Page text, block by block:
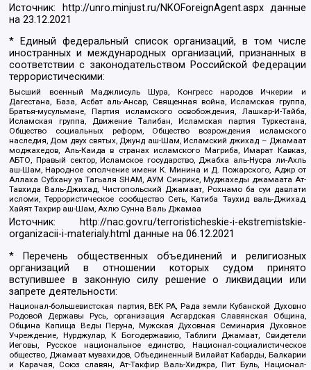
Источник: http://unro.minjust.ru/NKOForeignAgent.aspxданные
на23.12.2021
* Единый федеральный список организаций, в том числе
иностранных и международных организаций, признанных в
соответствии с законодательством Российской Федерации
террористическими:
Высший военный Маджлисуль Шура, Конгресс народов Ичкерии и
Дагестана, База, Асбат аль-Ансар, Священная война, Исламская группа,
Братья-мусульмане, Партия исламского освобождения, Лашкар-И-Тайба,
Исламская группа, Движение Талибан, Исламская партия Туркестана,
Общество социальных реформ, Общество возрождения исламского
наследия, Дом двух святых, Джунд аш-Шам, Исламский джихад – Джамаат
моджахедов, Аль-Каида в странах исламского Магриба, Имарат Кавказ,
АБТО, Правый сектор, Исламское государство, Джабха аль-Нусра ли-Ахль
аш-Шам, Народное ополчение имени К. Минина и Д. Пожарского, Аджр от
Аллаха Субхану уа Тагьаля SHAM, АУМ Синрике, Муджахеды джамаата Ат-
Тавхида Валь-Джихад, Чистопольский Джамаат, Рохнамо ба суи давлати
исломи, Террористическое сообщество Сеть, Катиба Таухид валь-Джихад,
Хайят Тахрир аш-Шам, Ахлю Сунна Валь Джамаа
Источник:
http://nac.gov.ru/terroristicheskie-i-ekstremistskie-
organizacii-i-materialy.html данные на06.12.2021
* Перечень общественных объединений и религиозных
организаций в отношении которых судом принято
вступившее в законную силу решение о ликвидации или
запрете деятельности:
Национал-большевистская партия, ВЕК РА, Рада земли Кубанской Духовно
Родовой Державы Русь, организация Асгардская Славянская Община,
Община Капища Веды Перуна, Мужская Духовная Семинария Духовное
Учреждение, Нурджулар, К Богодержавию, Таблиги Джамаат, Свидетели
Иеговы, Русское национальное единство, Национал-социалистическое
общество, Джамаат мувахидов, Объединенный Вилайат Кабарды, Балкарии
и Карачая, Союз славян, Ат-Такфир Валь-Хиджра, Пит Буль, Национал-